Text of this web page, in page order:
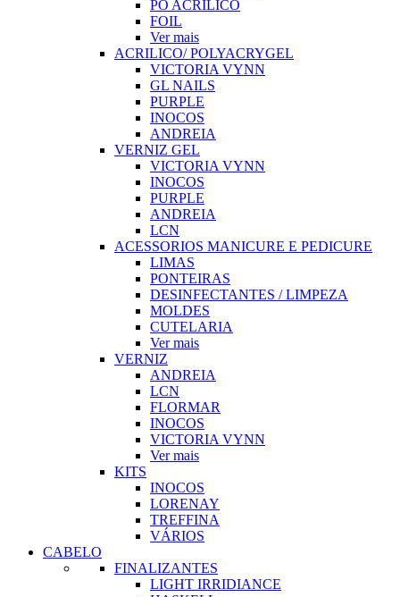
PÓ ACRILICO
FOIL
Ver mais
ACRILICO/ POLYACRYGEL
VICTORIA VYNN
GL NAILS
PURPLE
INOCOS
ANDREIA
VERNIZ GEL
VICTORIA VYNN
INOCOS
PURPLE
ANDREIA
LCN
ACESSORIOS MANICURE E PEDICURE
LIMAS
PONTEIRAS
DESINFECTANTES / LIMPEZA
MOLDES
CUTELARIA
Ver mais
VERNIZ
ANDREIA
LCN
FLORMAR
INOCOS
VICTORIA VYNN
Ver mais
KITS
INOCOS
LORENAY
TREFFINA
VÁRIOS
CABELO
FINALIZANTES
LIGHT IRRIDIANCE